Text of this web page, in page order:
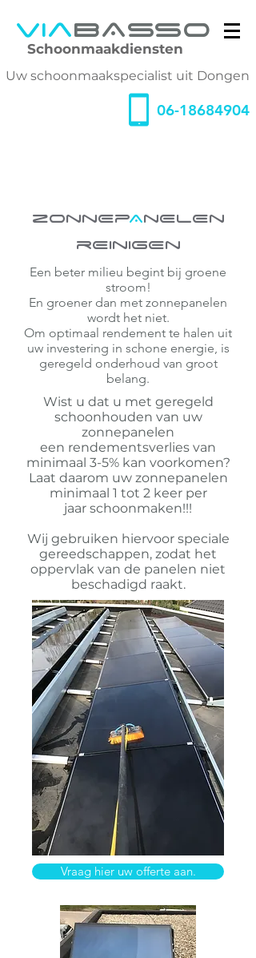
ViaBAsso
Schoonmaakdiensten
Uw schoonmaakspecialist uit Dongen
06-18684904
ZonnEpAnElEn
rEinigEn
Een beter milieu begint bij groene
stroom!
En groener dan met zonnepanelen
wordt het niet.
Om optimaal rendement te halen uit
uw investering in schone energie, is
geregeld onderhoud van groot
belang.
Wist u dat u met geregeld
schoonhouden van uw
zonnepanelen
een rendementsverlies van
minimaal 3-5%kan voorkomen?
Laat daarom uw zonnepanelen
minimaal 1 tot 2 keer per
jaar schoonmaken!!!
Wij gebruiken hiervoor speciale
gereedschappen, zodat het
oppervlak van de panelen niet
beschadigd raakt.
Vraag hier uw offerte aan.